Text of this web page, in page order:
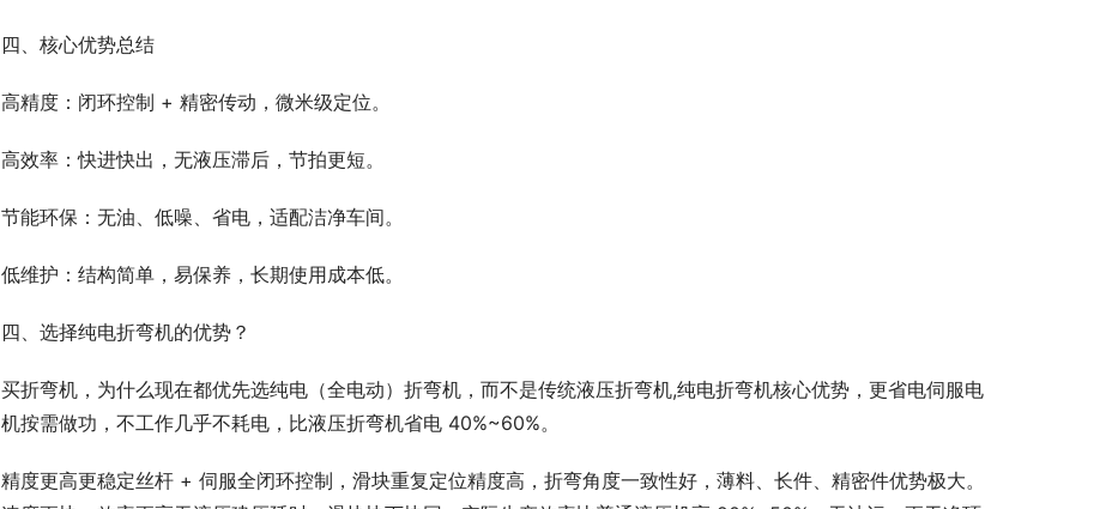
四、核心优势总结
高精度：闭环控制 + 精密传动，微米级定位。
高效率：快进快出，无液压滞后，节拍更短。
节能环保：无油、低噪、省电，适配洁净车间。
低维护：结构简单，易保养，长期使用成本低。
四、选择纯电折弯机的优势？
买折弯机，为什么现在都优先选纯电（全电动）折弯机，而不是传统液压折弯机,纯电折弯机核心优势，更省电伺服电
机按需做功，不工作几乎不耗电，比液压折弯机省电 40%~60%。
精度更高更稳定丝杆 + 伺服全闭环控制，滑块重复定位精度高，折弯角度一致性好，薄料、长件、精密件优势极大。